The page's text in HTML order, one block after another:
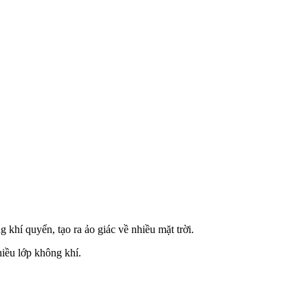
khí quyển, tạo ra ảo giác về nhiều mặt trời.
lớp không khí.